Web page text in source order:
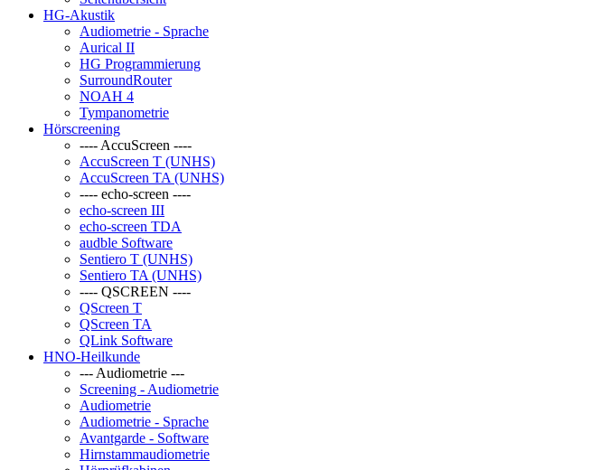
HG-Akustik
Audiometrie - Sprache
Aurical II
HG Programmierung
SurroundRouter
NOAH 4
Tympanometrie
Hörscreening
---- AccuScreen ----
AccuScreen T (UNHS)
AccuScreen TA (UNHS)
---- echo-screen ----
echo-screen III
echo-screen TDA
audble Software
Sentiero T (UNHS)
Sentiero TA (UNHS)
---- QSCREEN ----
QScreen T
QScreen TA
QLink Software
HNO-Heilkunde
--- Audiometrie ---
Screening - Audiometrie
Audiometrie
Audiometrie - Sprache
Avantgarde - Software
Hirnstammaudiometrie